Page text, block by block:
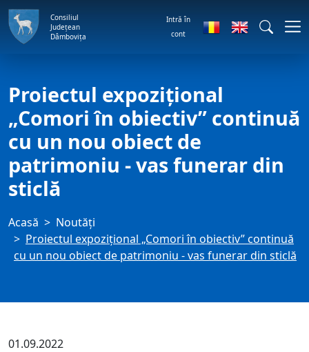
Consiliul
Județean
Dâmbovița
Intră în
cont
Proiectul expozițional
„Comori în obiectiv” continuă
cu un nou obiect de
patrimoniu - vas funerar din
sticlă
Acasă
Noutăți
Proiectul expozițional „Comori în obiectiv” continuă
cu un nou obiect de patrimoniu - vas funerar din sticlă
01.09.2022